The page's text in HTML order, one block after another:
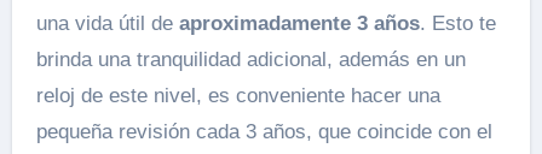
una vida útil deaproximadamente 3 años. Esto te
brinda una tranquilidad adicional, además en un
reloj de este nivel, es conveniente hacer una
pequeña revisión cada 3 años, que coincide con el